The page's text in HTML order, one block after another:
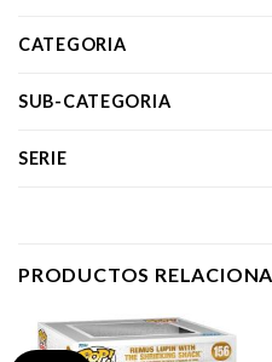
CATEGORIA
SUB-CATEGORIA
SERIE
PRODUCTOS